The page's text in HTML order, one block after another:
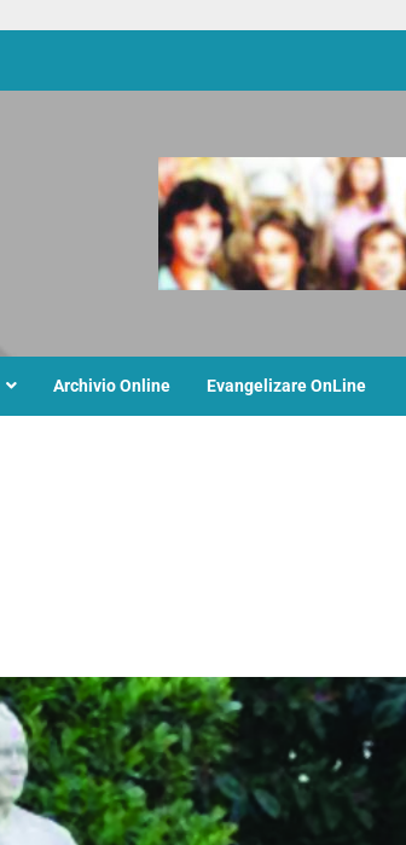
Archivio Online Evangelizare OnLine